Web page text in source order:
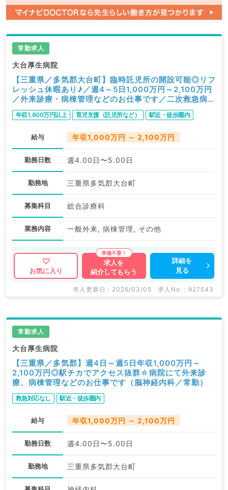
常勤求人
大台厚生病院
【三重県／多気郡大台町】臨時託児所の開設可能◎リフ
レッシュ休暇あり♪／週4～5日1,000万円～2,100万円
／外来診療・病棟管理などのお仕事です／二次救急病院
（総合診療科／常勤）
年収1,800万円以上 育児支援（託児所など） 駅近・徒歩圏内
給与 年収1,000万円 ～ 2,100万円
勤務日数 週4.00日〜5.00日
勤務地 三重県多気郡大台町
募集科目 総合診療科
業務内容 一般外来, 病棟管理, その他
お気に入り
求人を
紹介してもらう
詳細を
見る
求人更新日 : 2026/03/05 求人No. : 927543
常勤求人
大台厚生病院
【三重県／多気郡】週4日～週5日年収1,000万円～
2,100万円◎駅チカでアクセス抜群☆病院にて外来診
療、病棟管理などのお仕事です（脳神経内科／常勤）
救急対応なし 駅近・徒歩圏内
給与 年収1,000万円 ～ 2,100万円
勤務日数 週4.00日〜5.00日
勤務地 三重県多気郡大台町